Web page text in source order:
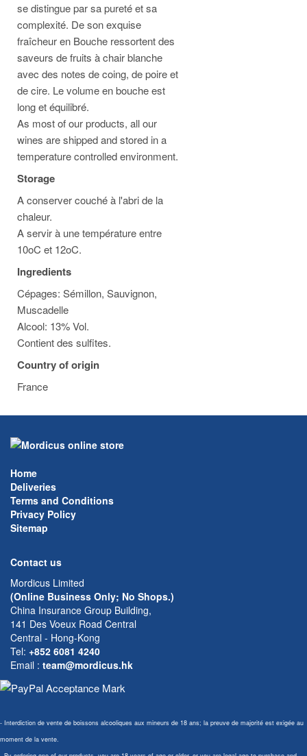
se distingue par sa pureté et sa
complexité. De son exquise
fraîcheur en Bouche ressortent des
saveurs de fruits à chair blanche
avec des notes de coing, de poire et
de cire. Le volume en bouche est
long et équilibré.
As most of our products, all our
wines are shipped and stored in a
temperature controlled environment.
Storage
A conserver couché à l'abri de la
chaleur.
A servir à une température entre
10oC et 12oC.
Ingredients
Cépages: Sémillon, Sauvignon,
Muscadelle
Alcool: 13% Vol.
Contient des sulfites.
Country of origin
France
Home
Deliveries
Terms and Conditions
Privacy Policy
Sitemap
Contact us
Mordicus Limited
(Online Business Only; No Shops.)
China Insurance Group Building,
141 Des Voeux Road Central
Central - Hong-Kong
Tel: +852 6081 4240
Email : team@mordicus.hk
- Interdiction de vente de boissons alcooliques aux mineurs de 18 ans; la preuve de majorité est exigée au
moment de la vente.